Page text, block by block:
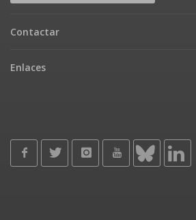
Contactar
Enlaces